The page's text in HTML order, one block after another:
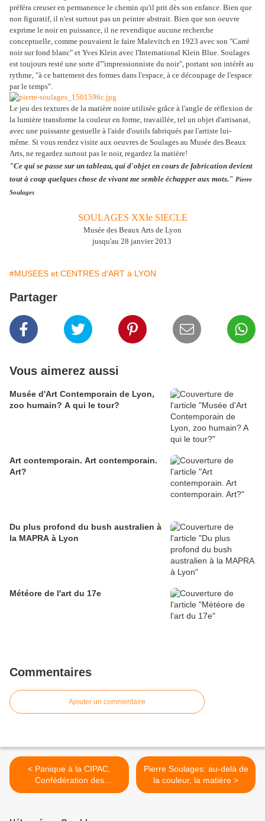
préféra creuser en permanence le chemin qu'il prit dès son enfance. Bien que
non figuratif, il n'est surtout pas un peintre abstrait. Bien que son oeuvre
exprime le noir en puissance, il ne revendique aucune recherche
conceptuelle, comme pouvaient le faire Malevitch en 1923 avec son "Carré
noir sur fond blanc" et Yves Klein avec l'International Klein Blue. Soulages
est toujours resté une sorte d'"impressionniste du noir", portant son intérêt au
rythme, "à ce battement des formes dans l'espace, à ce découpage de l'espace
par le temps".
Le jeu des textures de la matière noire utilisée grâce à l'angle de réflexion de
la lumière transforme la couleur en forme, travaillée, tel un objet d'artisanat,
avec une puissante gestuelle à l'aide d'outils fabriqués par l'artiste lui-
même. Si vous rendez visite aux oeuvres de Soulages au Musée des Beaux
Arts, ne regardez surtout pas le noir, regardez la matière!
"Ce qui se passe sur un tableau, qui d'objet en cours de fabrication devient
tout à coup quelques chose de vivant me semble échapper aux mots." Pierre
Soulages
SOULAGES XXIe SIECLE
Musée des Beaux Arts de Lyon
jusqu'au 28 janvier 2013
#MUSEES et CENTRES d'ART à LYON
Partager
Vous aimerez aussi
Musée d'Art Contemporain de Lyon,
zoo humain? A qui le tour?
Art contemporain. Art contemporain.
Art?
Du plus profond du bush australien à
la MAPRA à Lyon
Météore de l'art du 17e
Commentaires
Ajouter un commentaire
< Panique à la CIPAC,
Confédération des
Professionnels de l’Art
Pierre Soulages: au-delà de
la couleur, la matière >